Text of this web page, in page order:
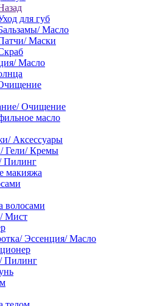
для губ
Масло
Маски
Масло
Очищение
масло
Аксессуары
Гели/ Кремы
Пилинг
макияжа
волосами
Мист
Эссенция/ Масло
Пилинг